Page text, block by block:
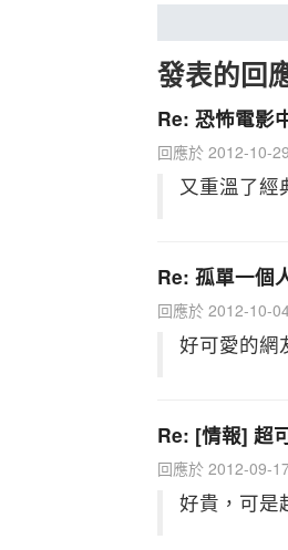
發表的回
Re: 恐怖電影
回應於 2012-10-
又重溫了
Re: 孤單一個
回應於 2012-10-
好可愛的
Re: [情報] 超
回應於 2012-09-
好貴，可